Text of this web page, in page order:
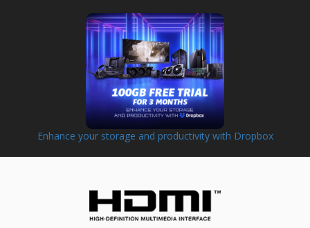
Enhance your storage and productivity with Dropbox